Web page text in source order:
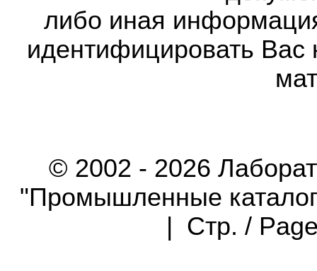
либо иная
идентифицировать Вас
© 2002 - 2026
"Промышленные
| Стр. /